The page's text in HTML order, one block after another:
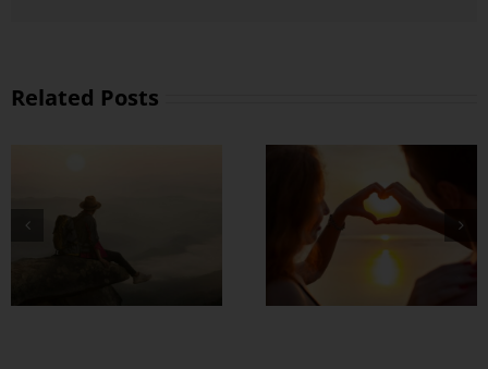
Related Posts
အချစ်တွေ ပိုတိုးလာ